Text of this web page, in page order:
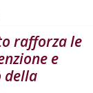
rafforza le
e
della